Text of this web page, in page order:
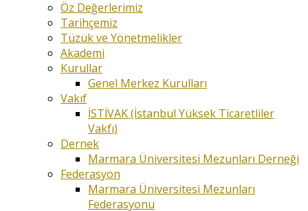
Öz Değerlerimiz
Tarihçemiz
Tüzük ve Yönetmelikler
Akademi
Kurullar
Genel Merkez Kurulları
Vakıf
İSTİVAK (İstanbul Yüksek Ticaretliler
Vakfı)
Dernek
Marmara Üniversitesi Mezunları Derneği
Federasyon
Marmara Üniversitesi Mezunları
Federasyonu